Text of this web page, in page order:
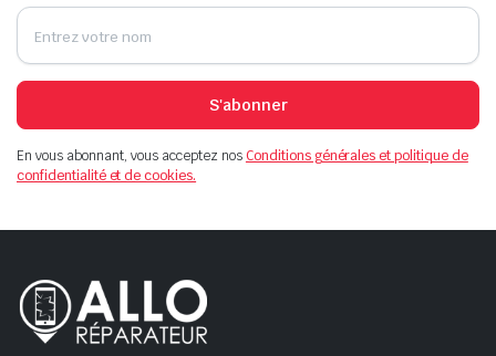
S'abonner
En vous abonnant, vous acceptez nosConditions générales et politique de
confidentialité et de cookies.